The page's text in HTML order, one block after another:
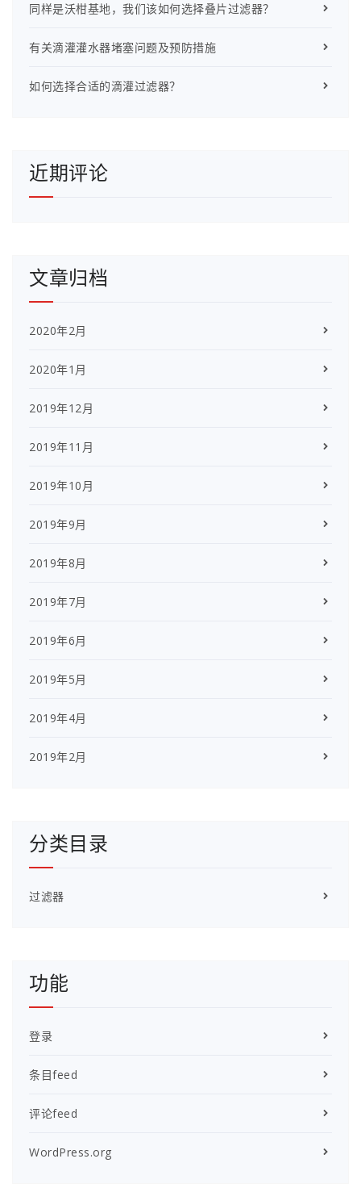
同样是沃柑基地，我们该如何选择叠片过滤器？
有关滴灌灌水器堵塞问题及预防措施
如何选择合适的滴灌过滤器？
近期评论
文章归档
2020年2月
2020年1月
2019年12月
2019年11月
2019年10月
2019年9月
2019年8月
2019年7月
2019年6月
2019年5月
2019年4月
2019年2月
分类目录
过滤器
功能
登录
条目feed
评论feed
WordPress.org